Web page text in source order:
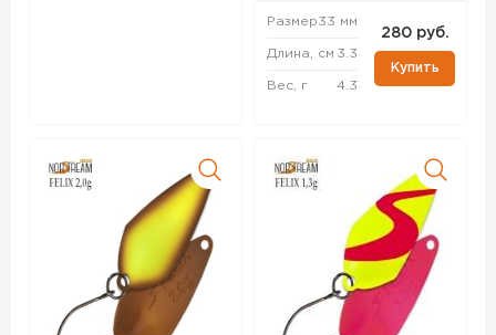
Размер33 мм
Длина, см 3.3
Вес, г 4.3
280 руб.
Купить